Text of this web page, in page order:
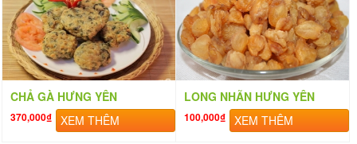
CHẢ GÀ HƯNG YÊN
370,000₫ XEM THÊM
LONG NHÃN HƯNG YÊN
100,000₫ XEM THÊM